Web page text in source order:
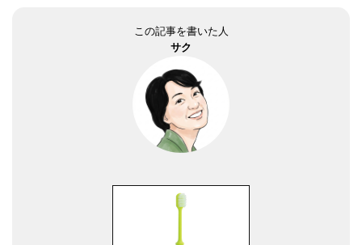
この記事を書いた人
サク